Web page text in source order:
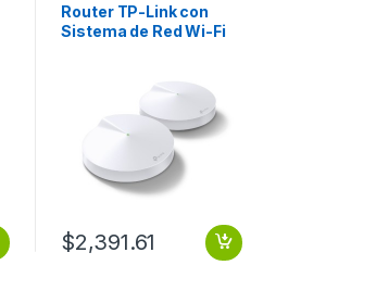
Router TP-Link con
Sistema de Red Wi-Fi
2.4/5GHz – 2 Piezas
TODA LA CASA AC1300
(PAQUETE DE 2)
$2,391.61